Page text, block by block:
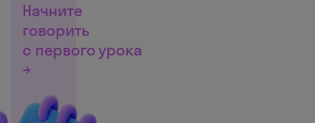
Начните
говорить
с первого урока
→